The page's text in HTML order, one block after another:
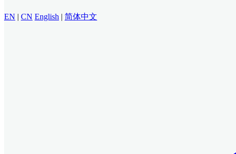
EN | CN English | 简体中文